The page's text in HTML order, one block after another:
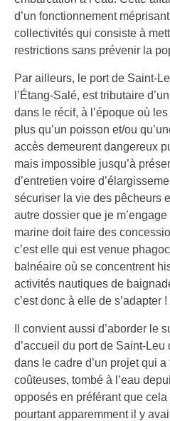
d’un fonctionnement
collectivités qui consiste à
restrictions sans prévenir la
Par ailleurs, le port de Saint-
l’Étang-Salé, est tributaire
dans le récif, à l’époque où
plus qu’un poisson et/ou
accès demeurent dangereux
mais impossible jusqu’à
d’entretien voire
sécuriser la vie des pêcheurs
autre dossier que je
marine doit faire des
c’est elle qui est venue
balnéaire où se concentrent
activités nautiques de
c’est donc à elle de s’adapter !
Il convient aussi d’aborder le
d’accueil du port de Saint-
dans le cadre d’un projet qui a
coûteuses, tombé à l’eau
opposés en préférant que
pourtant apparemment il y